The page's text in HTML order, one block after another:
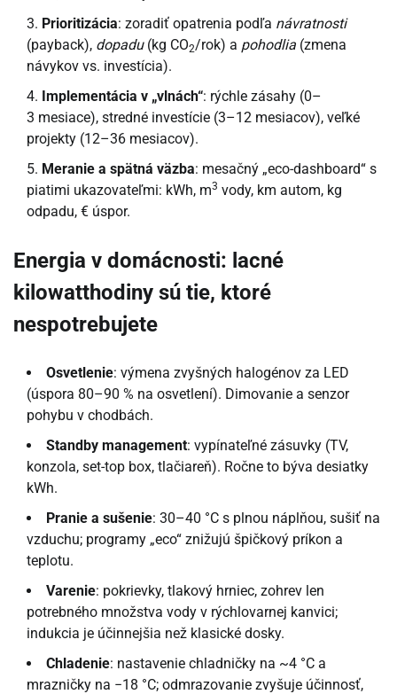
Prioritizácia: zoradiť opatrenia podľa návratnosti
(payback), dopadu(kg CO2/rok) a pohodlia (zmena
návykov vs. investícia).
Implementácia v „vlnách“: rýchle zásahy (0–
3 mesiace), stredné investície (3–12 mesiacov), veľké
projekty (12–36 mesiacov).
Meranie a spätná väzba: mesačný „eco-dashboard“ s
piatimi ukazovateľmi: kWh, m3 vody, km autom, kg
odpadu, € úspor.
Energia v domácnosti: lacné
kilowatthodiny sú tie, ktoré
nespotrebujete
Osvetlenie: výmena zvyšných halogénov za LED
(úspora 80–90 % na osvetlení). Dimovanie a senzor
pohybu v chodbách.
Standby management: vypínateľné zásuvky (TV,
konzola, set-top box, tlačiareň). Ročne to býva desiatky
kWh.
Pranie a sušenie: 30–40 °C s plnou náplňou, sušiť na
vzduchu; programy „eco“ znižujú špičkový príkon a
teplotu.
Varenie: pokrievky, tlakový hrniec, zohrev len
potrebného množstva vody v rýchlovarnej kanvici;
indukcia je účinnejšia než klasické dosky.
Chladenie: nastavenie chladničky na ~4 °C a
mrazničky na −18 °C; odmrazovanie zvyšuje účinnosť,